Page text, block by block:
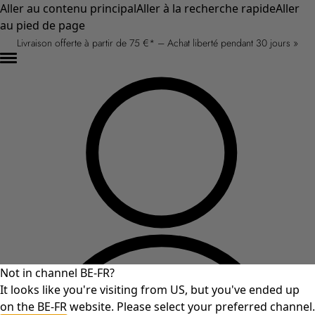
Aller au contenu principalAller à la recherche rapideAller
au pied de page
Livraison offerte à partir de 75 €* – Achat liberté pendant 30 jours »
Not in channel BE-FR?
It looks like you're visiting from US, but you've ended up
on the BE-FR website. Please select your preferred channel.